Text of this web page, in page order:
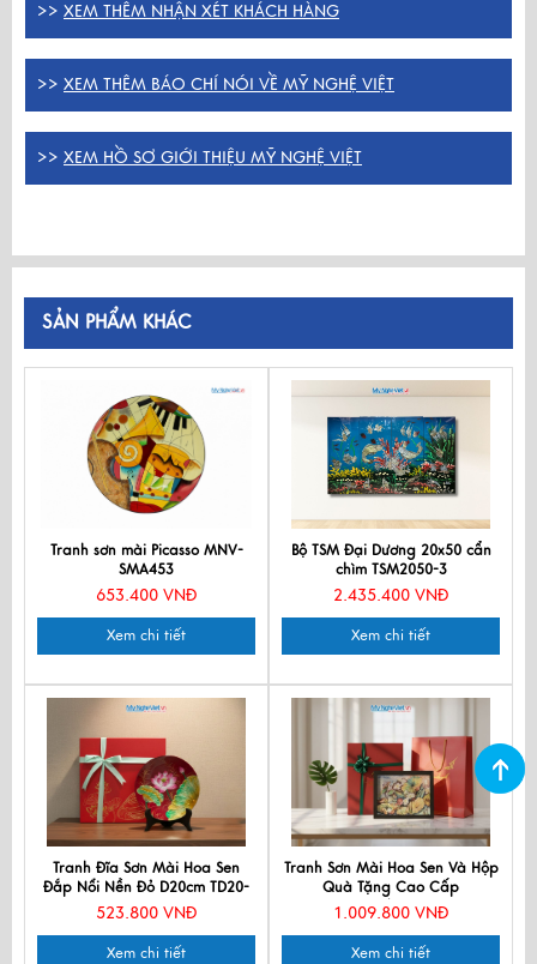
>> XEM THÊM NHẬN XÉT KHÁCH HÀNG
>> XEM THÊM BÁO CHÍ NÓI VỀ MỸ NGHỆ VIỆT
>> XEM HỒ SƠ GIỚI THIỆU MỸ NGHỆ VIỆT
SẢN PHẨM KHÁC
Tranh sơn mài Picasso MNV-
SMA453
653.400 VNĐ
Xem chi tiết
Bộ TSM Đại Dương 20x50 cẩn
chìm TSM2050-3
2.435.400 VNĐ
Xem chi tiết
Tranh Đĩa Sơn Mài Hoa Sen
Đắp Nổi Nền Đỏ D20cm TD20-
3.2
523.800 VNĐ
Xem chi tiết
Tranh Sơn Mài Hoa Sen Và Hộp
Quà Tặng Cao Cấp
TBL34/17K3-7
1.009.800 VNĐ
Xem chi tiết